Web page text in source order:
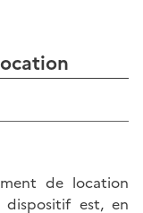
de location
est, en